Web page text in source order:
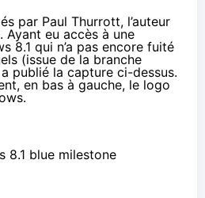
par Paul Thurrott, l’auteur
Ayant eu accès à une
8.1 qui n’a pas encore fuité
(issue de la branche
publié la capture ci-dessus.
en bas à gauche, le logo